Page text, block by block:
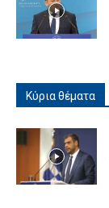
Κύρια θέματα